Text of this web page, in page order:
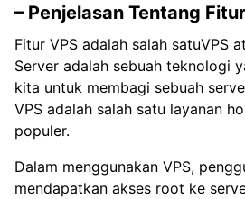
– Penjelasan Tentang
Fitur VPS adalah salah satuVPS
Server adalah sebuah teknologi
kita untuk membagi sebuah
VPS adalah salah satu layanan
populer.
Dalam menggunakan VPS,
mendapatkan akses root ke